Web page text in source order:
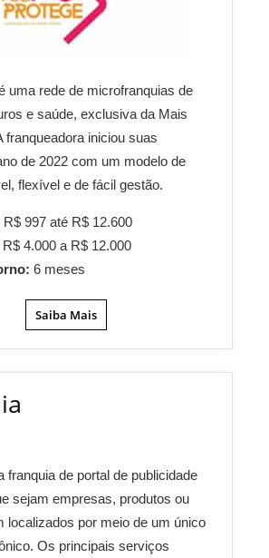
uma rede de microfranquias de
e saúde, exclusiva da Mais
franqueadora iniciou suas
de 2022 com um modelo de
flexível e de fácil gestão.
R$ 997 até R$ 12.600
R$ 4.000 a R$ 12.000
6 meses
Saiba Mais
franquia de portal de publicidade
sejam empresas, produtos ou
localizados por meio de um único
Os principais serviços